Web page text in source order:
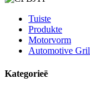
Tuiste
Produkte
Motorvorm
Automotive
Kategorieë